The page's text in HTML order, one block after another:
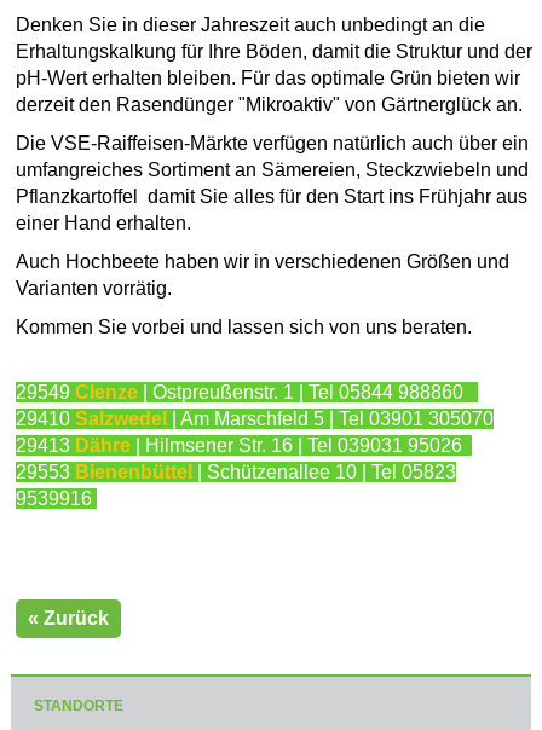
Denken Sie in dieser Jahreszeit auch unbedingt an die
Erhaltungskalkung für Ihre Böden, damit die Struktur und der
pH-Wert erhalten bleiben. Für das optimale Grün bieten wir
derzeit den Rasendünger "Mikroaktiv" von Gärtnerglück an.
Die VSE-Raiffeisen-Märkte verfügen natürlich auch über ein
umfangreiches Sortiment an Sämereien, Steckzwiebeln und
Pflanzkartoffel damit Sie alles für den Start ins Frühjahr aus
einer Hand erhalten.
Auch Hochbeete haben wir in verschiedenen Größen und
Varianten vorrätig.
Kommen Sie vorbei und lassen sich von uns beraten.
29549Clenze
| Ostpreußenstr. 1 | Tel 05844 988860
29410Salzwedel
| Am Marschfeld 5 | Tel 03901 305070
29413 Dähre
| Hilmsener Str. 16 | Tel 039031 95026
29553 Bienenbüttel
| Schützenallee 10 | Tel 05823
9539916
« Zurück
STANDORTE